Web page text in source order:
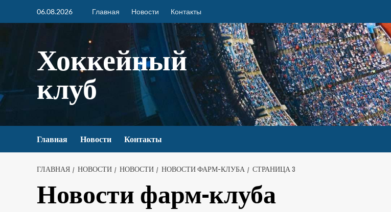
06.08.2026 Главная Новости Контакты
Хоккейный
клуб
Главная Новости Контакты
ГЛАВНАЯ НОВОСТИ НОВОСТИ НОВОСТИ ФАРМ-КЛУБА СТРАНИЦА 3
Новости фарм-клуба